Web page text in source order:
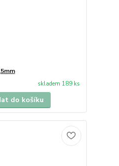
skladem 189 ks
do košíku